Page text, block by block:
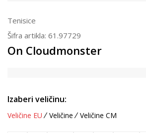
Tenisice
Šifra artikla: 61.97729
On Cloudmonster
Izaberi veličinu:
Veličine EU Veličine Veličine CM